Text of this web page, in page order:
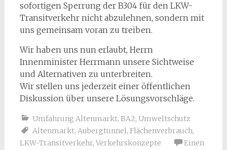
sofortigen Sperrung der B304 für den LKW-
Transitverkehr nicht abzulehnen, sondern mit
uns gemeinsam voran zu treiben.
Wir haben uns nun erlaubt, Herrn
Innenminister Herrmann unsere Sichtweise
und Alternativen zu unterbreiten.
Wir stellen uns jederzeit einer öffentlichen
Diskussion über unsere Lösungsvorschläge.
Umfahrung Altenmarkt, BA2, Umweltschutz
Altenmarkt, Aubergtunnel, Flächenverbrauch,
LKW-Transitverkehr, Verkehrskonzepte
Einen